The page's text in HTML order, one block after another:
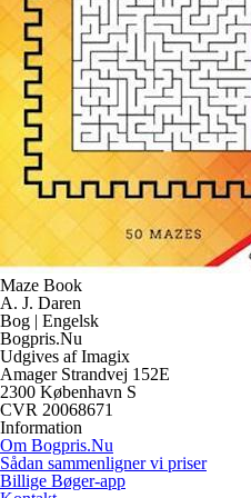
Maze Book
A. J. Daren
Bog | Engelsk
Bogpris.Nu
Udgives af Imagix
Amager Strandvej 152E
2300 København S
CVR 20068671
Information
Om Bogpris.Nu
Sådan sammenligner vi priser
Billige Bøger-app